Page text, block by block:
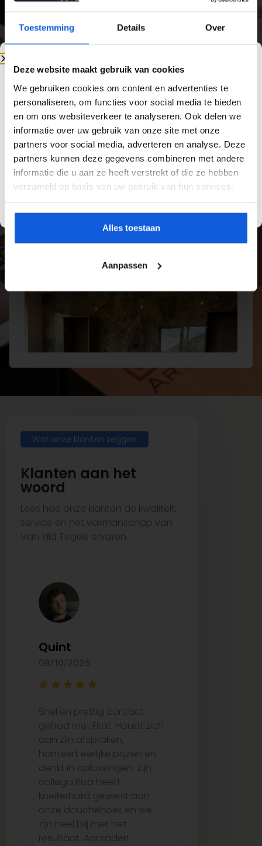
Toestemming Details Over
Deze website maakt gebruik van cookies
We gebruiken cookies om content en advertenties te
personaliseren, om functies voor social media te bieden
en om ons websiteverkeer te analyseren. Ook delen we
informatie over uw gebruik van onze site met onze
partners voor social media, adverteren en analyse. Deze
partners kunnen deze gegevens combineren met andere
informatie die u aan ze heeft verstrekt of die ze hebben
verzameld op basis van uw gebruik van hun services.
Alles toestaan
Aanpassen
Een ervaren tegelzetters zorgt voor strak,
tegelwerk. Goede plaatsing voorkomt
loslatende tegels, scheurvorming en
die jarenlang mooi blijft.
Van Yild Tegels is dé specialist alstegelzetters
in vlaardingen. Wij werken met hoogwaardige
materialen, een zorgvuldige voorbereiding
van de ondergrond en een nauwkeurige
afwerking. Of het nu gaat om een badkamer,
keuken, woonkamer of complete renovatie: wij
leveren vakwerk dat technisch klopt én perfect
Wat onze klanten zeggen
Klanten aan het
woord
Lees hoe onze klanten de kwaliteit,
service en het vakmanschap van
Van Yild Tegels ervaren.
Quint
08/10/2025
Snel en prettig contact
gehad met Firat. Houdt zich
aan zijn afspraken,
hanteert eerlijke prijzen en
denkt in oplossingen. Zijn
collega Riza heeft
kneiterhard gewerkt aan
onze douchehoek en we
zijn heel blij met het
resultaat. Aanrader!